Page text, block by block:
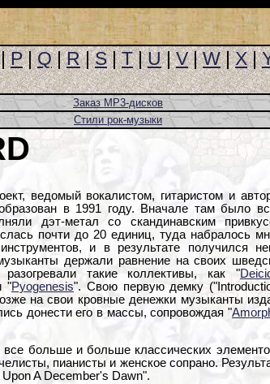
P|Q|R|S|T|U|V|W|X|
Заказ MP3-дисков
Стили рок-музыки
ведомый вокалистом, гитаристом и
в 1991 году. Вначале там было
дэт-метал со скандинавским
почти до 20 единиц, туда набралось
и в результате получился
держали равнение на своих
такие коллективы, как "
"Pyogenesis". Свою первую демку
на свои кровные денежки музыканты
донести его в массы, сопровождая "
все больше и больше классических
пианисты и женское сопрано.
A December's Dawn".